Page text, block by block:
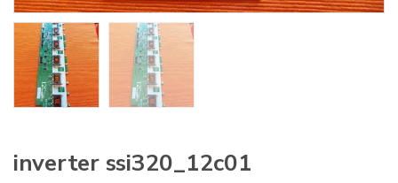
inverter ssi320_12c01